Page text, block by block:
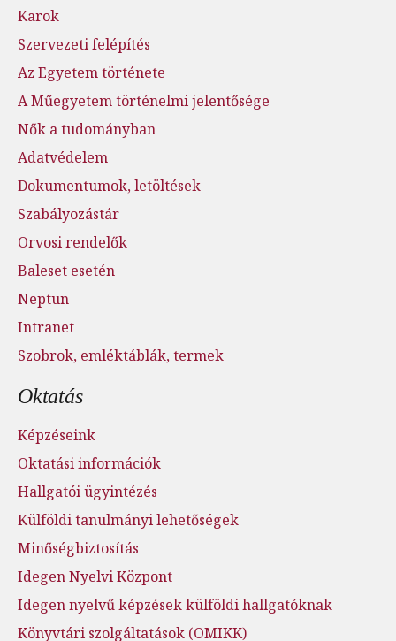
Karok
Szervezeti felépítés
Az Egyetem története
A Műegyetem történelmi jelentősége
Nők a tudományban
Adatvédelem
Dokumentumok, letöltések
Szabályozástár
Orvosi rendelők
Baleset esetén
Neptun
Intranet
Szobrok, emléktáblák, termek
Oktatás
Képzéseink
Oktatási információk
Hallgatói ügyintézés
Külföldi tanulmányi lehetőségek
Minőségbiztosítás
Idegen Nyelvi Központ
Idegen nyelvű képzések külföldi hallgatóknak
Könyvtári szolgáltatások (OMIKK)